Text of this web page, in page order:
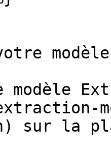
modèle
modèle
sur la